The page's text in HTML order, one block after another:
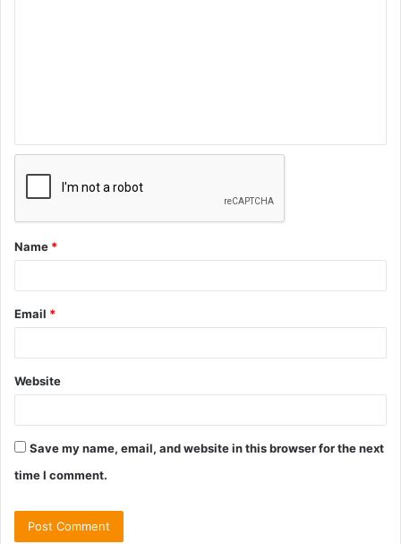
Name *
Email *
Website
Save my name, email, and website in this browser for the next
time I comment.